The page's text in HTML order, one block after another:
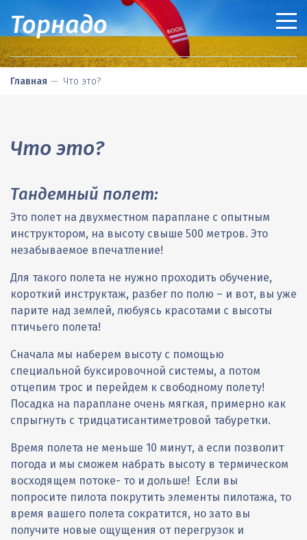
Торнадо
ТАНДЕМНЫЕ ПОЛЕТЫ
Как проехать
Частые Вопросы (FAQ)
Аренда снаряжения
Курские соревнования
Лайв треккинг
Чему вы научитесь
Правила
ПРОДАЖА СНАРЯЖЕНИЯ
Подвески
Запаски
Приборы
Аксессуары
АКСЕССУАРЫ 777
АКСЕССУАРЫ NEARBIRDS
АКСЕССУАРЫ РАЗНЫЕ
Оплата
Рассрочка
Доставка
ЛЕТНЫЕ МЕСТА В КУРСКЕ
Карты как проехать
Дороги для малинки
Склоны
Погода
ДАЛЬНИЕ ПОЕЗДКИ
Парапланерные
Водные
Экскурсионные
О НАШЕМ КЛУБЕ
Результаты
Парапланы
Автомобили
Буксировочные системы
Отчеты о парапланерных поездках
Отчеты о лыжных поездках
Как проехать в клуб и к местам сбора
Контактные лица
Региональные представители
Обратная связь
Группа ВКонтакте
Главная Что это?
Что это?
Тандемный полет:
Это полет на двухместном параплане с опытным
инструктором, на высоту свыше 500 метров. Это
незабываемое впечатление!
Для такого полета не нужно проходить обучение,
короткий инструктаж, разбег по полю – и вот, вы уже
парите над землей, любуясь красотами с высоты
птичьего полета!
Сначала мы наберем высоту с помощью
специальной буксировочной системы, а потом
отцепим трос и перейдем к свободному полету!
Посадка на параплане очень мягкая, примерно как
спрыгнуть с тридцатисантиметровой табуретки.
Время полета не меньше 10 минут, а если позволит
погода и мы сможем набрать высоту в термическом
восходящем потоке- то и дольше! Если вы
попросите пилота покрутить элементы пилотажа, то
время вашего полета сократится, но зато вы
получите новые ощущения от перегрузок и